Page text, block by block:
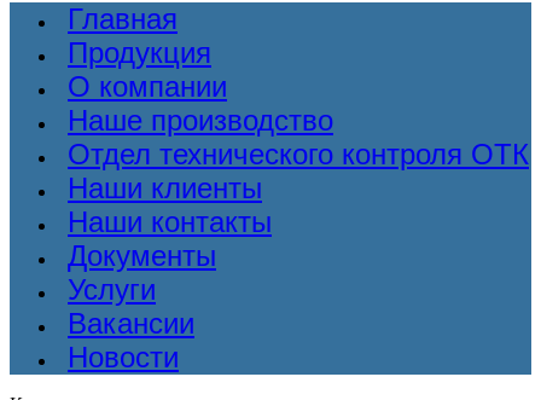
Главная
Продукция
О компании
Наше производство
Отдел технического контроля ОТК
Наши клиенты
Наши контакты
Документы
Услуги
Вакансии
Новости